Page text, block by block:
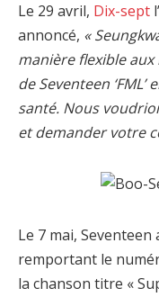
Le 29 avril, Dix-sept
annoncé, «
manière flexible
de Seventeen
santé. Nous
et demander votre
Le 7 mai,
remportant le
la chanson titre «